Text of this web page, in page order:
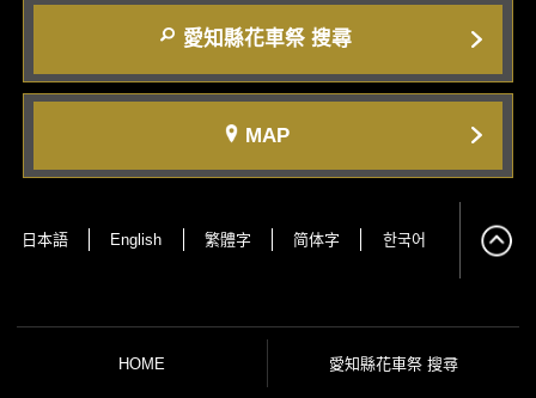
愛知縣花車祭 搜尋
MAP
日本語 English 繁體字 简体字 한국어
HOME 愛知縣花車祭 搜尋